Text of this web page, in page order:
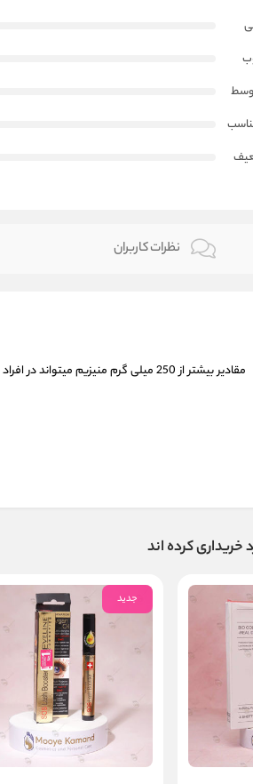
نظرات کاربران
مقادیر بیشتر از 250 میلی گرم منیزیم میتواند در افراد حساس اثر ملین داشته باشد.
خریداری کرده اند
جدید